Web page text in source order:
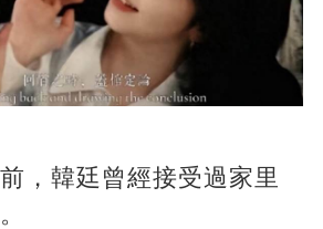
，韓廷曾經接受過家里